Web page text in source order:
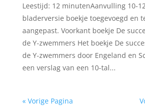
Leestijd: 12 minutenAanvulling 10-
bladerversie boekje toegevoegd en
aangepast. Voorkant boekje De
de Y-zwemmers Het boekje De
de Y-zwemmers door Engeland en
een verslag van een 10-tal...
« Vorige Pagina